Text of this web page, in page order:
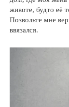
животе, будто её
Позвольте мне
ввязался.